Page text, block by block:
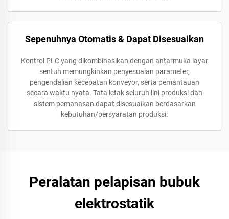
Sepenuhnya Otomatis & Dapat Disesuaikan
Kontrol PLC yang dikombinasikan dengan antarmuka layar
sentuh memungkinkan penyesuaian parameter,
pengendalian kecepatan konveyor, serta pemantauan
secara waktu nyata. Tata letak seluruh lini produksi dan
sistem pemanasan dapat disesuaikan berdasarkan
kebutuhan/persyaratan produksi.
Peralatan pelapisan bubuk
elektrostatik